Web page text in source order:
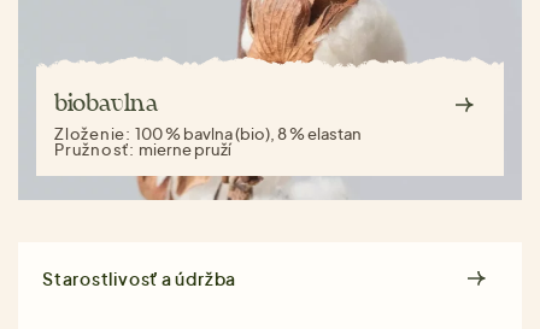
biobavlna
Zloženie: 100 % bavlna (bio), 8 % elastan
Pružnosť: mierne pruží
Starostlivosť a údržba